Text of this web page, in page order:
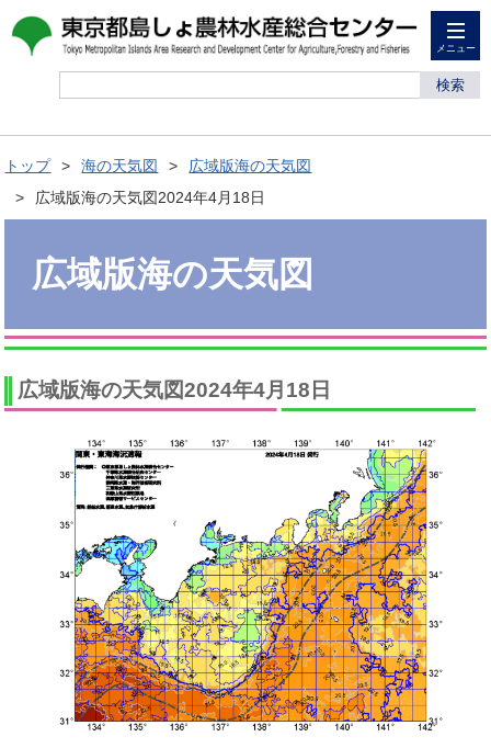
メニュー
検索
トップ 海の天気図
広域版海の天気図
広域版海の天気図2024年4月18日
広域版海の天気図
広域版海の天気図2024年4月18日